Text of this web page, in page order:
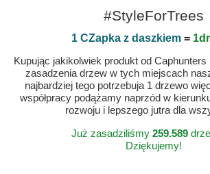
#StyleForTrees
1 CZapka z daszkiem=
Kupując jakikolwiek produkt od
zasadzenia drzew w tych miejscach
najbardziej tego potrzebuja 1 drzewo
współpracy podążamy naprzód w
rozwoju i lepszego jutra dla
Już zasadziliśmy 259.589
Dziękujemy!